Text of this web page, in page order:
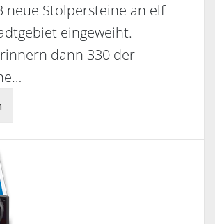
neue Stolpersteine an elf
eingeweiht.
dann 330 der